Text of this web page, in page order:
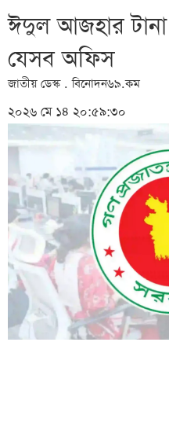
ঈদুল আজহার
যেসব অফিস
জাতীয় ডেস্ক . বিনোদন৬৯.কম
২০২৬ মে ১৪ ২০:৫৯:৩০